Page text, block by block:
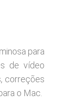
para
de vídeo
correções
o Mac.